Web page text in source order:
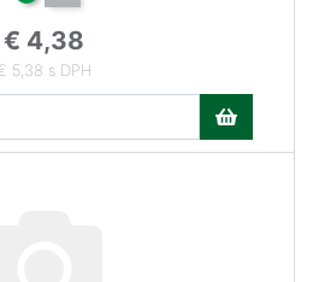
€ 4,38
5,38 s DPH